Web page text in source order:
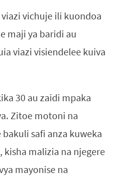
vichuje ili kuondoa
maji ya baridi au
viazi visiendelee kuiva
30 au zaidi mpaka
Zitoe motoni na
safi anza kuweka
malizia na njegere
mayonise na